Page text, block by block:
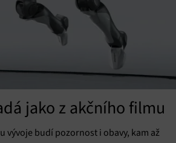
jako z akčního filmu
vývoje budí pozornost i obavy, kam až